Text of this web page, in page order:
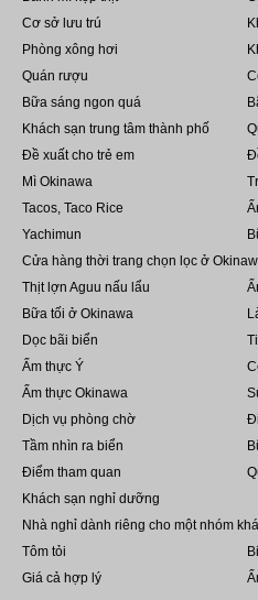
Cơ sở lưu trú
Phòng xông hơi
Quán rượu
Bữa sáng ngon quá
Khách sạn trung tâm thành phố
Đề xuất cho trẻ em
Mì Okinawa
Tacos, Taco Rice
Yachimun
Cửa hàng thời trang chọn lọc ở
Thịt lợn Aguu nấu lẩu
Bữa tối ở Okinawa
Dọc bãi biển
Ẩm thực Ý
Ẩm thực Okinawa
Dịch vụ phòng chờ
Tầm nhìn ra biển
Điểm tham quan
Khách sạn nghỉ dưỡng
Nhà nghỉ dành riêng cho một nhóm
Tôm tỏi
Giá cả hợp lý